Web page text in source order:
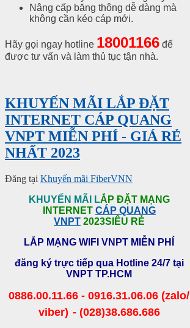
Nâng cấp băng thông dễ dàng mà
không cần kéo cáp mới.
Hãy gọi ngay hotline 18001166 để
được tư vấn và làm thủ tục tận nhà.
KHUYẾN MÃI LẮP ĐẶT
INTERNET CÁP QUANG
VNPT MIỄN PHÍ - GIÁ RẺ
NHẤT 2023
Đăng tại Khuyến mãi FiberVNN
KHUYẾN MÃI LẮP ĐẶT MẠNG
INTERNET CÁP QUANG
VNPT2023SIÊU RẺ
LẮP MẠNGWIFI VNPT MIỄN PHÍ
đăng ký trực tiếp qua Hotline 24/7 tại
VNPT TP.HCM
0886.00.11.66 - 0916.31.06.06 (zalo/
viber) - (028)38.686.686